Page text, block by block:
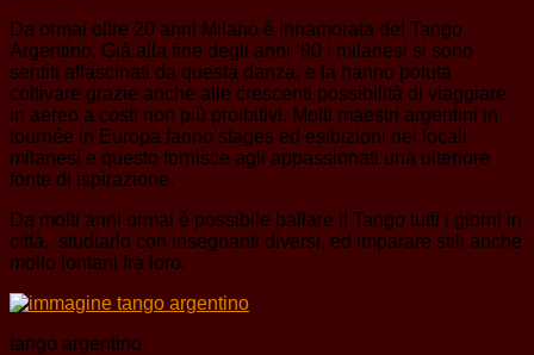
Da ormai oltre 20 anni Milano è innamorata del Tango
Argentino. Già alla fine degli anni ’90 i milanesi si sono
sentiti affascinati da questa danza, e la hanno potuta
coltivare grazie anche alle crescenti possibilità di viaggiare
in aereo a costi non più proibitivi. Molti maestri argentini in
tournée in Europa fanno stages ed esibizioni nei locali
milanesi e questo fornisce agli appassionati una ulteriore
fonte di ispirazione.
Da molti anni ormai è possibile ballare il Tango tutti i giorni in
città, studiarlo con insegnanti diversi, ed imparare stili anche
molto lontani fra loro.
tango argentino